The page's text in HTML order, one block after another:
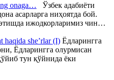
onaga… Ўзбек адабиёти
асарларга ниҳоятда бой.
ижодкорларимиз чин…
haqida she’rlar (I) Ёдларингга
Ёдларингга олурмисан
тун қўйнида ёки